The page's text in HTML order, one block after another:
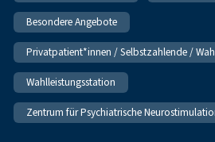
Besondere Angebote
Privatpatient*innen / Selbstzahlende /
Wahlleistungsstation
Zentrum für Psychiatrische